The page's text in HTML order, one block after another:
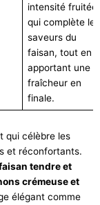
intensité fruitée
qui complète les
saveurs du
faisan, tout en
apportant une
fraîcheur en
finale.
qui célèbre les
et réconfortants.
tendre et
crémeuse et
élégant comme